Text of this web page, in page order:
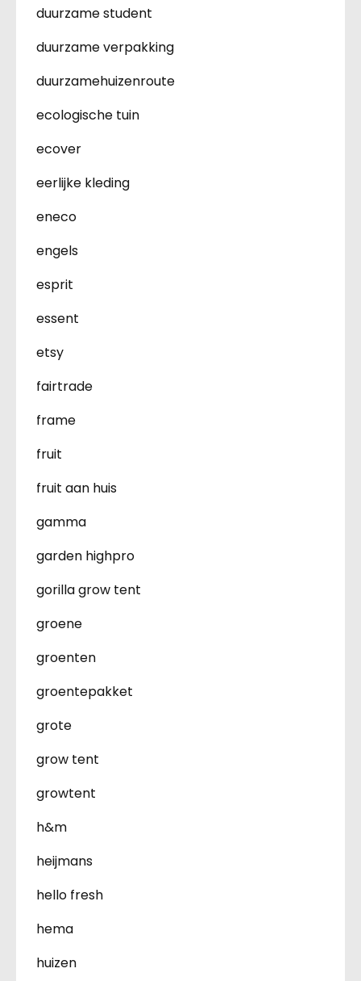
duurzame student
duurzame verpakking
duurzamehuizenroute
ecologische tuin
ecover
eerlijke kleding
eneco
engels
esprit
essent
etsy
fairtrade
frame
fruit
fruit aan huis
gamma
garden highpro
gorilla grow tent
groene
groenten
groentepakket
grote
grow tent
growtent
h&m
heijmans
hello fresh
hema
huizen